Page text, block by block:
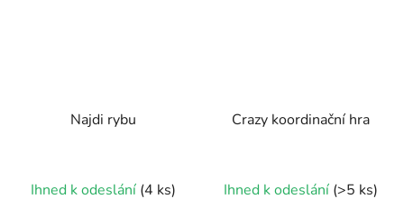
Najdi rybu
hodnocení
Ihned k odeslání (4 ks)
Crazy koordinační hra
Ihned k odeslání (>5 ks)